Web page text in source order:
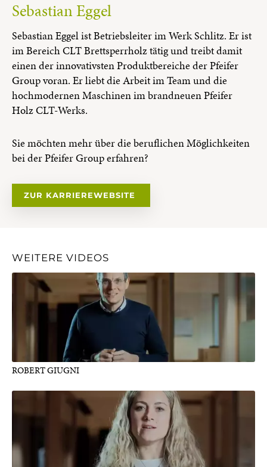
Sebastian Eggel
Sebastian Eggel ist Betriebsleiter im Werk Schlitz. Er ist
im Bereich CLT Brettsperrholz tätig und treibt damit
einen der innovativsten Produktbereiche der Pfeifer
Group voran. Er liebt die Arbeit im Team und die
hochmodernen Maschinen im brandneuen Pfeifer
Holz CLT-Werks.
Sie möchten mehr über die beruflichen Möglichkeiten
bei der Pfeifer Group erfahren?
ZUR KARRIEREWEBSITE
WEITERE VIDEOS
ROBERT GIUGNI